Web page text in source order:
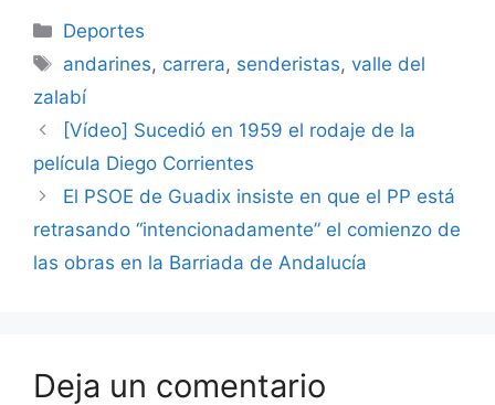
Categorías
Deportes
Etiquetas
andarines, carrera, senderistas,valle del
zalabí
[Vídeo] Sucedió en 1959 el rodaje de la
película Diego Corrientes
El PSOE de Guadix insiste en que el PP está
retrasando “intencionadamente” el comienzo de
las obras en la Barriada de Andalucía
Deja un comentario